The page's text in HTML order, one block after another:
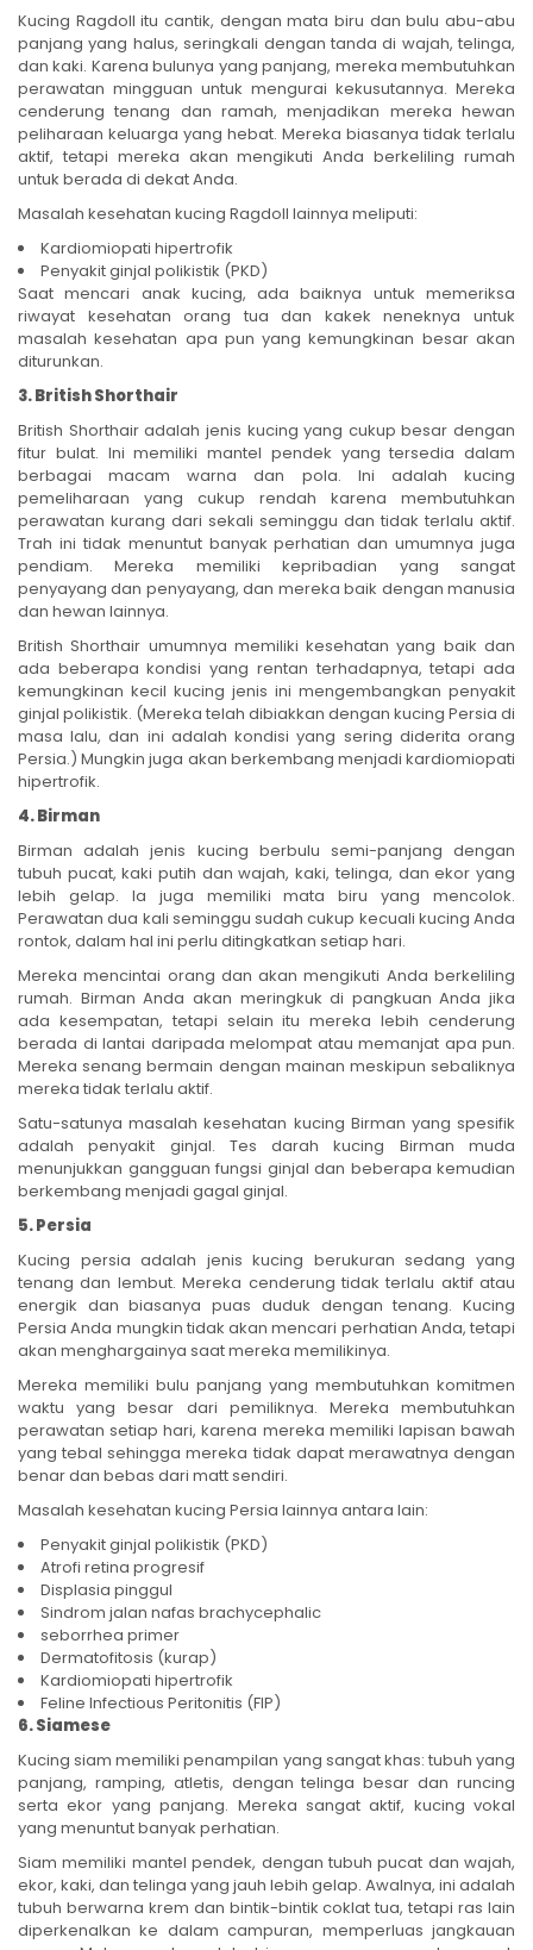
Kucing Ragdoll itu cantik, dengan mata biru dan bulu abu-abu
panjang yang halus, seringkali dengan tanda di wajah, telinga,
dan kaki. Karena bulunya yang panjang, mereka membutuhkan
perawatan mingguan untuk mengurai kekusutannya. Mereka
cenderung tenang dan ramah, menjadikan mereka hewan
peliharaan keluarga yang hebat. Mereka biasanya tidak terlalu
aktif, tetapi mereka akan mengikuti Anda berkeliling rumah
untuk berada di dekat Anda.
Masalah kesehatan kucing Ragdoll lainnya meliputi:
Kardiomiopati hipertrofik
Penyakit ginjal polikistik (PKD)
Saat mencari anak kucing, ada baiknya untuk memeriksa
riwayat kesehatan orang tua dan kakek neneknya untuk
masalah kesehatan apa pun yang kemungkinan besar akan
diturunkan.
3. British Shorthair
British Shorthair adalah jenis kucing yang cukup besar dengan
fitur bulat. Ini memiliki mantel pendek yang tersedia dalam
berbagai macam warna dan pola. Ini adalah kucing
pemeliharaan yang cukup rendah karena membutuhkan
perawatan kurang dari sekali seminggu dan tidak terlalu aktif.
Trah ini tidak menuntut banyak perhatian dan umumnya juga
pendiam. Mereka memiliki kepribadian yang sangat
penyayang dan penyayang, dan mereka baik dengan manusia
dan hewan lainnya.
British Shorthair umumnya memiliki kesehatan yang baik dan
ada beberapa kondisi yang rentan terhadapnya, tetapi ada
kemungkinan kecil kucing jenis ini mengembangkan penyakit
ginjal polikistik. (Mereka telah dibiakkan dengan kucing Persia di
masa lalu, dan ini adalah kondisi yang sering diderita orang
Persia.) Mungkin juga akan berkembang menjadi kardiomiopati
hipertrofik.
4. Birman
Birman adalah jenis kucing berbulu semi-panjang dengan
tubuh pucat, kaki putih dan wajah, kaki, telinga, dan ekor yang
lebih gelap. Ia juga memiliki mata biru yang mencolok.
Perawatan dua kali seminggu sudah cukup kecuali kucing Anda
rontok, dalam hal ini perlu ditingkatkan setiap hari.
Mereka mencintai orang dan akan mengikuti Anda berkeliling
rumah. Birman Anda akan meringkuk di pangkuan Anda jika
ada kesempatan, tetapi selain itu mereka lebih cenderung
berada di lantai daripada melompat atau memanjat apa pun.
Mereka senang bermain dengan mainan meskipun sebaliknya
mereka tidak terlalu aktif.
Satu-satunya masalah kesehatan kucing Birman yang spesifik
adalah penyakit ginjal. Tes darah kucing Birman muda
menunjukkan gangguan fungsi ginjal dan beberapa kemudian
berkembang menjadi gagal ginjal.
5. Persia
Kucing persia adalah jenis kucing berukuran sedang yang
tenang dan lembut. Mereka cenderung tidak terlalu aktif atau
energik dan biasanya puas duduk dengan tenang. Kucing
Persia Anda mungkin tidak akan mencari perhatian Anda, tetapi
akan menghargainya saat mereka memilikinya.
Mereka memiliki bulu panjang yang membutuhkan komitmen
waktu yang besar dari pemiliknya. Mereka membutuhkan
perawatan setiap hari, karena mereka memiliki lapisan bawah
yang tebal sehingga mereka tidak dapat merawatnya dengan
benar dan bebas dari matt sendiri.
Masalah kesehatan kucing Persia lainnya antara lain:
Penyakit ginjal polikistik (PKD)
Atrofi retina progresif
Displasia pinggul
Sindrom jalan nafas brachycephalic
seborrhea primer
Dermatofitosis (kurap)
Kardiomiopati hipertrofik
Feline Infectious Peritonitis (FIP)
6. Siamese
Kucing siam memiliki penampilan yang sangat khas: tubuh yang
panjang, ramping, atletis, dengan telinga besar dan runcing
serta ekor yang panjang. Mereka sangat aktif, kucing vokal
yang menuntut banyak perhatian.
Siam memiliki mantel pendek, dengan tubuh pucat dan wajah,
ekor, kaki, dan telinga yang jauh lebih gelap. Awalnya, ini adalah
tubuh berwarna krem ​​​​dan bintik-bintik coklat tua, tetapi ras lain
diperkenalkan ke dalam campuran, memperluas jangkauan